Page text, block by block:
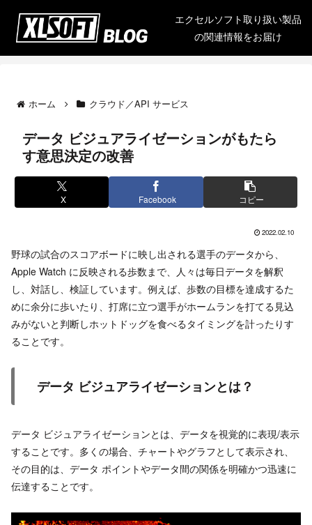
エクセルソフト取り扱い製品
の関連情報をお届け
ホーム クラウド／API サービス
データ ビジュアライゼーションがもたら
す意思決定の改善
X Facebook コピー
2022.02.10
野球の試合のスコアボードに映し出される選手のデータから、
Apple Watch に反映される歩数まで、人々は毎日データを解釈
し、対話し、検証しています。例えば、歩数の目標を達成するた
めに余分に歩いたり、打席に立つ選手がホームランを打てる見込
みがないと判断しホットドッグを食べるタイミングを計ったりす
ることです。
データ ビジュアライゼーションとは？
データ ビジュアライゼーションとは、データを視覚的に表現/表示
することです。多くの場合、チャートやグラフとして表示され、
その目的は、データ ポイントやデータ間の関係を明確かつ迅速に
伝達することです。